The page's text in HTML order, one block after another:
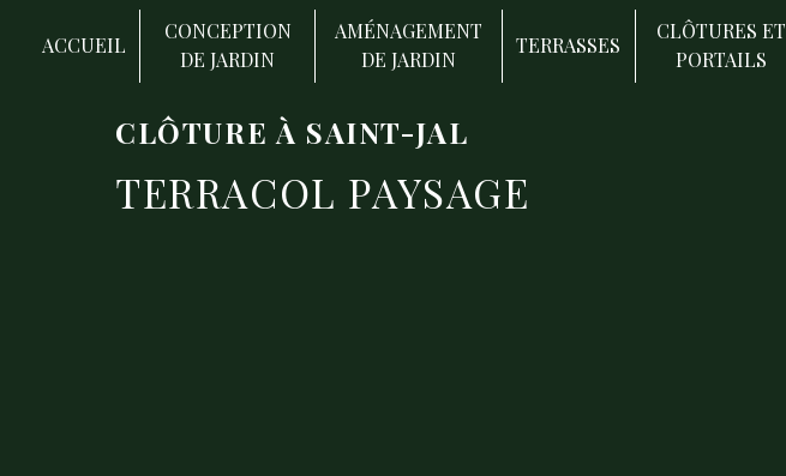
ACCUEIL
CONCEPTION
DE JARDIN
AMÉNAGEMENT
DE JARDIN
TERRASSES
CLÔTURES ET
PORTAILS
CLÔTURE À SAINT-JAL
TERRACOL PAYSAGE
Panneau de gestion des cookies